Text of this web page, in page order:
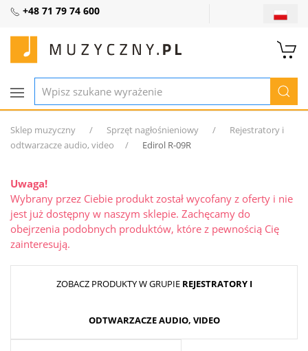
+48 71 79 74 600
Sklep muzyczny Sprzęt nagłośnieniowy
Rejestratory i
odtwarzacze audio, video
Edirol R-09R
Uwaga!
Wybrany przez Ciebie produkt został wycofany z oferty i nie
jest już dostępny w naszym sklepie. Zachęcamy do
obejrzenia podobnych produktów, które z pewnością Cię
zainteresują.
ZOBACZ PRODUKTY W GRUPIE REJESTRATORY I
ODTWARZACZE AUDIO, VIDEO